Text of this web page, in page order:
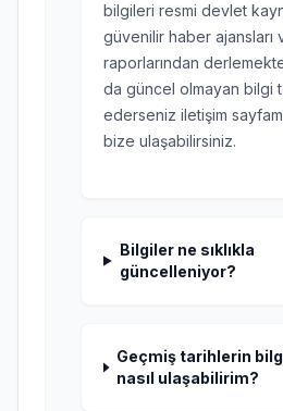
bilgileri resmi devlet
güvenilir haber ajansları
raporlarından
da güncel olmayan bilgi
ederseniz iletişim
bize ulaşabilirsiniz.
Bilgiler ne sıklıkla
güncelleniyor?
Geçmiş tarihlerin
nasıl ulaşabilirim?